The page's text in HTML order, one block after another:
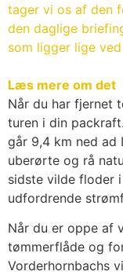
tager vi os af den
den daglige
som ligger lige
Læs mere om det
Når du har fjernet
turen i din
går 9,4 km ned ad
uberørte og rå
sidste vilde floder
udfordrende
Når du er oppe af
tømmerflåde og
Vorderhornbachs